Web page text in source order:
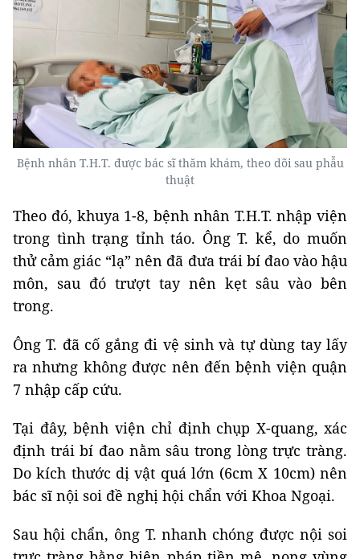
Bệnh nhân T.H.T. được bác sĩ thăm khám, theo dõi sau phẫu
thuật
Theo đó, khuya 1-8, bệnh nhân T.H.T. nhập viện
trong tình trạng tỉnh táo. Ông T. kể, do muốn
thử cảm giác “lạ” nên đã đưa trái bí đao vào hậu
môn, sau đó trượt tay nên kẹt sâu vào bên
trong.
Ông T. đã cố gắng đi vệ sinh và tự dùng tay lấy
ra nhưng không được nên đến bệnh viện quận
7 nhập cấp cứu.
Tại đây, bệnh viện chỉ định chụp X-quang, xác
định trái bí đao nằm sâu trong lòng trực tràng.
Do kích thước dị vật quá lớn (6cm X 10cm) nên
bác sĩ nội soi đề nghị hội chẩn với Khoa Ngoại.
Sau hội chẩn, ông T. nhanh chóng được nội soi